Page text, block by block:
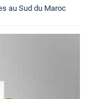
au Sud du Maroc